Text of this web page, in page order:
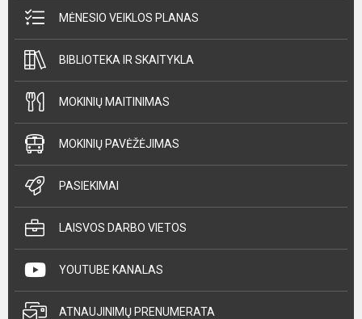
MĖNESIO VEIKLOS PLANAS
BIBLIOTEKA IR SKAITYKLA
MOKINIŲ MAITINIMAS
MOKINIŲ PAVĖŽĖJIMAS
PASIEKIMAI
LAISVOS DARBO VIETOS
YOUTUBE KANALAS
ATNAUJINIMŲ PRENUMERATA